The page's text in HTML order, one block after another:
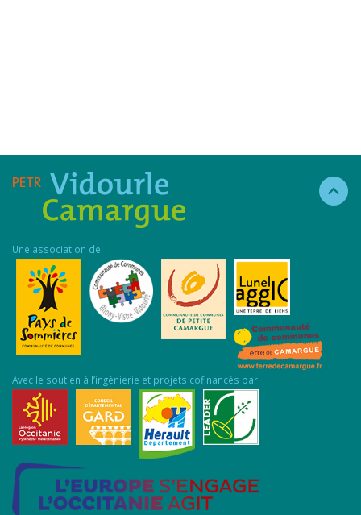
Une association de
Avec le soutien à l’ingénierie et projets cofinancés par